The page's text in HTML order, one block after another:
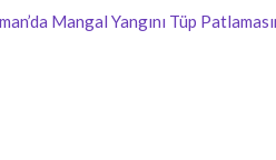
Mangal Yangını Tüp